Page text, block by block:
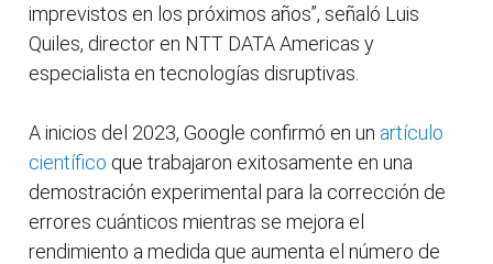
imprevistos en los próximos años”, señaló Luis
Quiles, director en NTT DATA Americas y
especialista en tecnologías disruptivas.
A inicios del 2023, Google confirmó en un artículo
científico que trabajaron exitosamente en una
demostración experimental para la corrección de
errores cuánticos mientras se mejora el
rendimiento a medida que aumenta el número de